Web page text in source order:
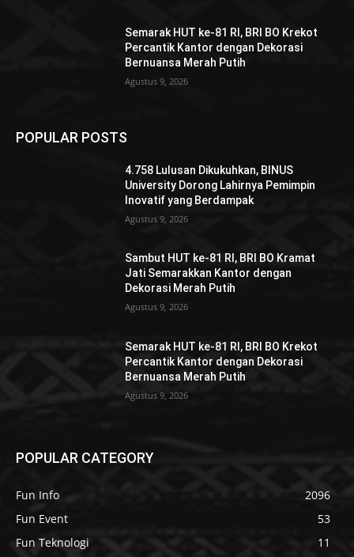
Semarak HUT ke-81 RI, BRI BO Krekot
Percantik Kantor dengan Dekorasi
Bernuansa Merah Putih
Agustus 9, 2026
POPULAR POSTS
4.758 Lulusan Dikukuhkan, BINUS
University Dorong Lahirnya Pemimpin
Inovatif yang Berdampak
Agustus 9, 2026
Sambut HUT ke-81 RI, BRI BO Kramat
Jati Semarakkan Kantor dengan
Dekorasi Merah Putih
Agustus 9, 2026
Semarak HUT ke-81 RI, BRI BO Krekot
Percantik Kantor dengan Dekorasi
Bernuansa Merah Putih
Agustus 9, 2026
POPULAR CATEGORY
Fun Info
2096
Fun Event
53
Fun Teknologi
11